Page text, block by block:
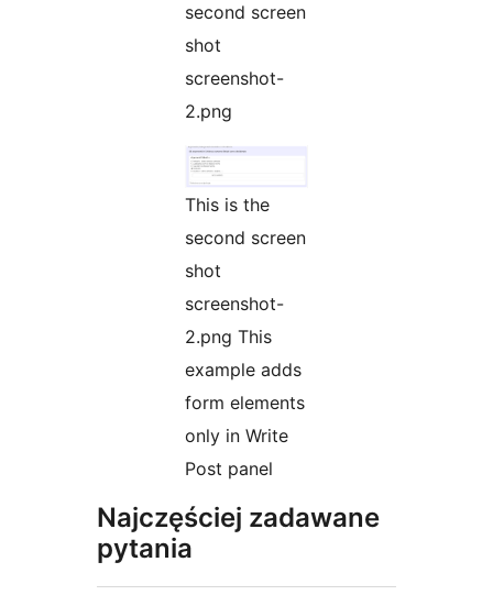
second screen
shot
screenshot-
2.png
This is the
second screen
shot
screenshot-
2.png This
example adds
form elements
only in Write
Post panel
Najczęściej zadawane
pytania